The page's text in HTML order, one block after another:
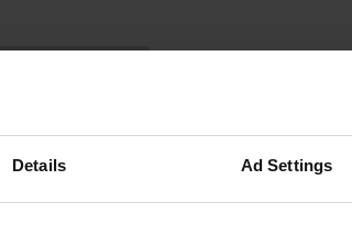
Details Ad Settings